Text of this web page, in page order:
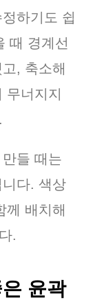
하기도 쉽
때 경계선
, 축소해
너지지
들 때는
다. 색상
께 배치해
.
윤곽